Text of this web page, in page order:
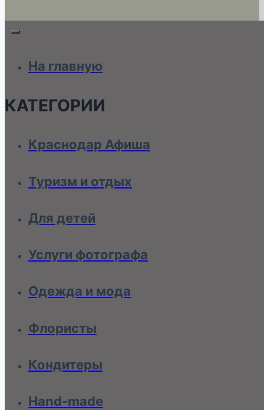
На главную
КАТЕГОРИИ
Краснодар Афиша
Туризм и отдых
Для детей
Услуги фотографа
Одежда и мода
Флористы
Кондитеры
Hand-made